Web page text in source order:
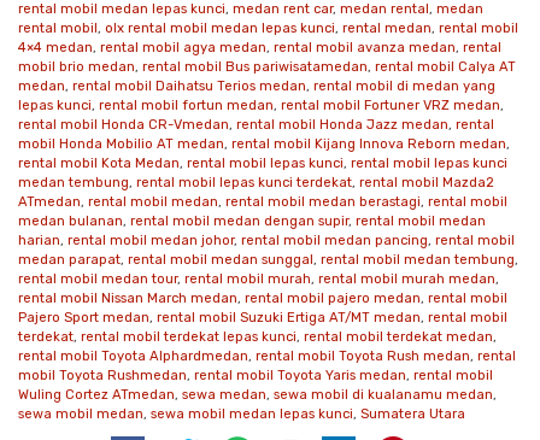
rental mobil medan lepas kunci, medan rent car, medan rental , medan
rental mobil , olx rental mobil medan lepas kunci, rental medan, rental mobil
4×4 medan, rental mobil agya medan, rental mobil avanza medan, rental
mobil brio medan, rental mobil Bus pariwisatamedan, rental mobil Calya AT
medan, rental mobil Daihatsu Terios medan, rental mobil di medan yang
lepas kunci, rental mobil fortun medan, rental mobil Fortuner VRZ medan,
rental mobil Honda CR-Vmedan, rental mobil Honda Jazz medan, rental
mobil Honda Mobilio AT medan, rental mobil Kijang Innova Reborn medan,
rental mobil Kota Medan, rental mobil lepas kunci, rental mobil lepas kunci
medan tembung, rental mobil lepas kunci terdekat, rental mobil Mazda2
ATmedan, rental mobil medan, rental mobil medan berastagi, rental mobil
medan bulanan, rental mobil medan dengan supir, rental mobil medan
harian, rental mobil medan johor, rental mobil medan pancing, rental mobil
medan parapat, rental mobil medan sunggal , rental mobil medan tembung,
rental mobil medan tour, rental mobil murah, rental mobil murah medan,
rental mobil Nissan March medan, rental mobil pajero medan, rental mobil
Pajero Sport medan, rental mobil Suzuki Ertiga AT/MT medan, rental mobil
terdekat, rental mobil terdekat lepas kunci, rental mobil terdekat medan,
rental mobil Toyota Alphardmedan, rental mobil Toyota Rush medan, rental
mobil Toyota Rushmedan, rental mobil Toyota Yaris medan, rental mobil
Wuling Cortez ATmedan, sewa medan, sewa mobil di kualanamu medan,
sewa mobil medan, sewa mobil medan lepas kunci, Sumatera Utara